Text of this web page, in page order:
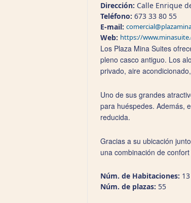
Dirección: Calle Enrique
Teléfono: 673 33 80 55
E-mail:
Web: https://
Los Plaza Mina Suites
pleno casco antiguo. Los
privado, aire
Uno de sus grandes
para huéspedes. Además,
reducida.
Gracias a su ubicación
una combinación de
Núm. de Habitaciones: 13
Núm. de plazas: 55